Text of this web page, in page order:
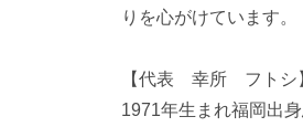
りを心がけています。
【代表　幸所　フトシ
1971年生まれ福岡出